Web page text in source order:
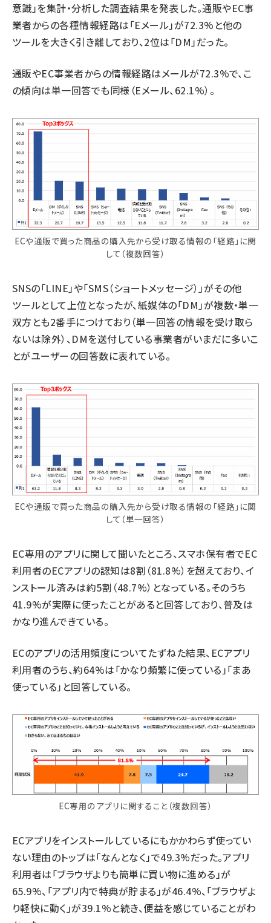
意識」を集計・分析した調査結果を発表した。通販やEC事
業者からの各種情報経路は「Eメール」が72.3%と他の
ツールを大きく引き離しており、2位は「DM」だった。
通販やEC事業者からの情報経路はメールが72.3%で、こ
の傾向は単一回答でも同様（Eメール、62.1%）。
ECや通販で買った商品の購入先から受け取る情報の「経路」に関
して（複数回答）
SNSの「LINE」や「SMS（ショートメッセージ）」がその他
ツールとして上位となったが、紙媒体の「DM」が複数・単一
双方とも2番手につけており（単一回答の情報を受け取ら
ないは除外）、DMを送付している事業者がいまだに多いこ
とがユーザーの回答数に表れている。
ECや通販で買った商品の購入先から受け取る情報の「経路」に関
して（単一回答）
EC専用のアプリに関して聞いたところ、スマホ保有者でEC
利用者のECアプリの認知は8割（81.8%）を超えており、イ
ンストール済みは約5割（48.7%）となっている。そのうち
41.9%が実際に使ったことがあると回答しており、普及は
かなり進んできている。
ECのアプリの活用頻度についてたずねた結果、ECアプリ
利用者のうち、約64%は「かなり頻繁に使っている」「まあ
使っている」と回答している。
EC専用のアプリに関すること（複数回答）
ECアプリをインストールしているにもかかわらず使ってい
ない理由のトップは「なんとなく」で49.3%だった。アプリ
利用者は「ブラウザよりも簡単に買い物に進める」が
65.9%、「アプリ内で特典が貯まる」が46.4%、「ブラウザよ
り軽快に動く」が39.1%と続き、便益を感じていることがわ